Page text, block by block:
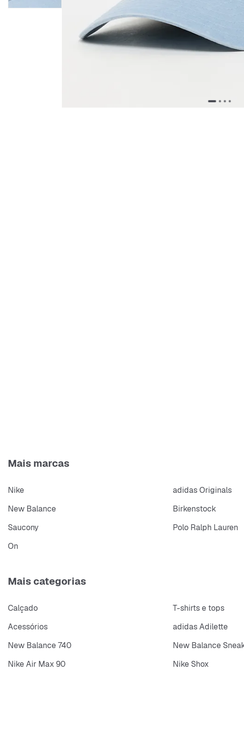
Mais marcas
Nike adidas Originals
New Balance
Birkenstock
Saucony
Polo Ralph Lauren
On
Mais categorias
Calçado T-shirts e tops
Acessórios
adidas Adilette
New Balance 740
New Balance
Nike Air Max 90
Nike Shox